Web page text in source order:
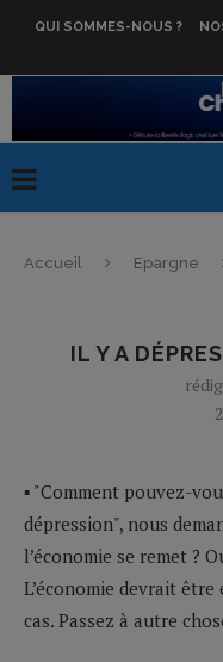
QUI SOMMES-NOUS ?
Accueil Epargne
IL Y A
▪ "Comment pouvez-
dépression", nous
l’économie se remet ?
L’économie devrait être
cas. Passez à autre